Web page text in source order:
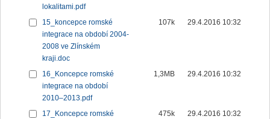
lokalitami.pdf
15_koncepce romské
integrace na období 2004-
2008 ve Zlínském
kraji.doc
107k 29.4.2016 10:32
16_Koncepce romské
integrace na období
2010–2013.pdf
1,3MB 29.4.2016 10:32
17_Koncepce romské
475k 29.4.2016 10:32